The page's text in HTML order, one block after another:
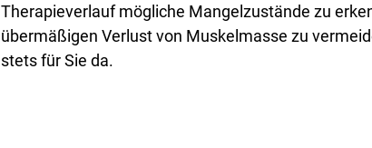
Therapieverlauf mögliche Mangelzustände zu
übermäßigen Verlust von Muskelmasse zu
stets für Sie da.